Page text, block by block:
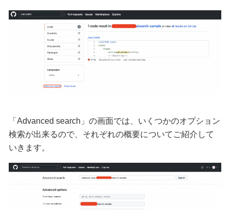
「Advanced search」の画面では、いくつかのオプション
検索が出来るので、それぞれの概要についてご紹介して
いきます。